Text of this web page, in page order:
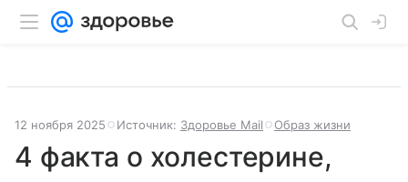
12 ноября 2025 Источник: Здоровье Mail Образ жизни
4 факта о холестерине,